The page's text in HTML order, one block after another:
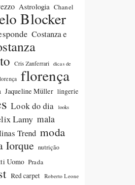
Astrologia Chanel
Blocker
Costanza e
Cris Zanferrari dicas de
florença
Jaqueline Müller lingerie
Look do dia looks
Lamy mala
Trend moda
Iorque nutrição
Uomo Prada
Red carpet Roberto Leone